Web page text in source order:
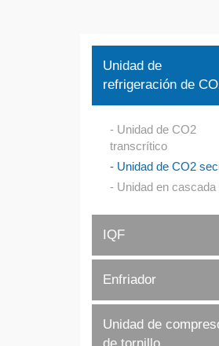
Unidad de
refrigeración de
Unidad de CO2
transcrítico
Unidad de CO2
Unidad en cascada
IQF
Enfriador
Unidad de